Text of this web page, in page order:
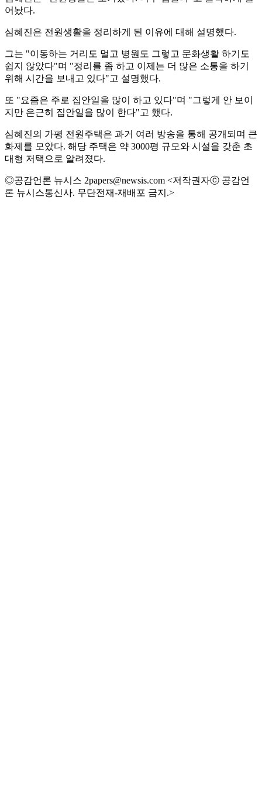
어놨다.
심혜진은 전원생활을 정리하게 된 이유에 대해 설명했다.
그는 "이동하는 거리도 멀고 병원도 그렇고 문화생활 하기도
쉽지 않았다"며 "정리를 좀 하고 이제는 더 많은 소통을 하기
위해 시간을 보내고 있다"고 설명했다.
또 "요즘은 주로 집안일을 많이 하고 있다"며 "그렇게 안 보이
지만 은근히 집안일을 많이 한다"고 했다.
심혜진의 가평 전원주택은 과거 여러 방송을 통해 공개되며 큰
화제를 모았다. 해당 주택은 약 3000평 규모와 시설을 갖춘 초
대형 저택으로 알려졌다.
◎공감언론 뉴시스 2papers@newsis.com <저작권자ⓒ 공감언
론 뉴시스통신사. 무단전재-재배포 금지.>